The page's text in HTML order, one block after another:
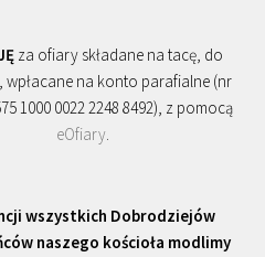
za ofiary składane na tacę, do
wpłacane na konto parafialne (nr
1000 0022 2248 8492), z pomocą
eOfiary.
wszystkich Dobrodziejów
naszego kościoła modlimy